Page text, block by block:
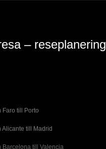
– reseplanering
Faro till Porto
Alicante till Madrid
Barcelona till Valencia